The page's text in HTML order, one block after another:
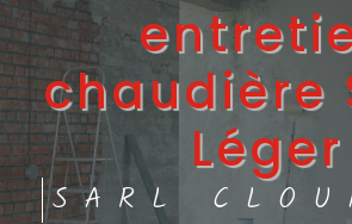
chaudière
Léger
SARL